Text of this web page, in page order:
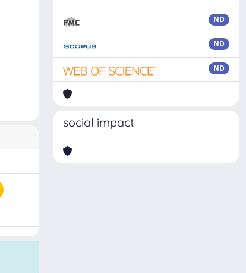
ND
ND
ND
social impact